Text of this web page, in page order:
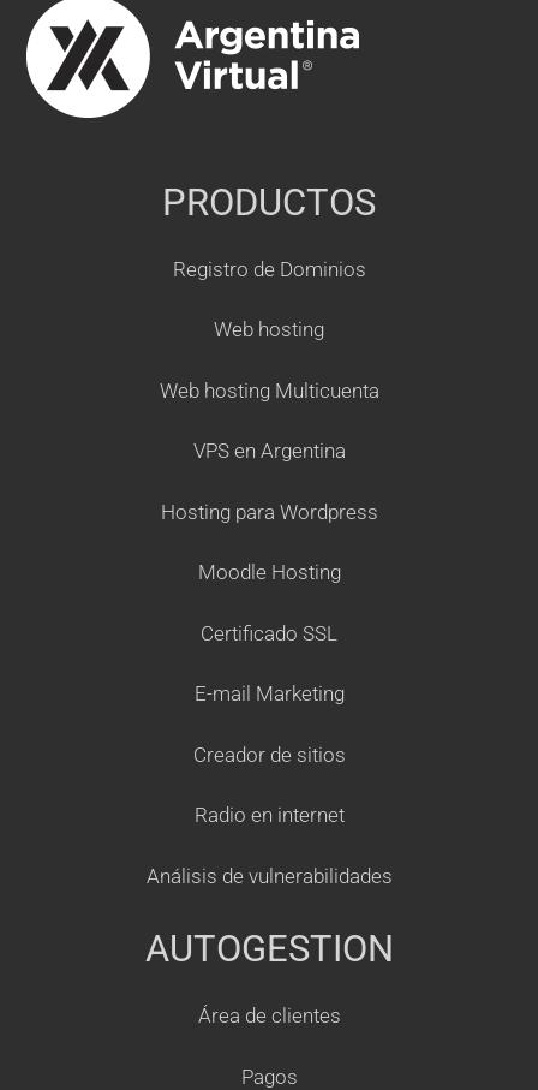
PRODUCTOS
Registro de Dominios
Web hosting
Web hosting Multicuenta
VPS en Argentina
Hosting para Wordpress
Moodle Hosting
Certificado SSL
E-mail Marketing
Creador de sitios
Radio en internet
Análisis de vulnerabilidades
AUTOGESTION
Área de clientes
Pagos